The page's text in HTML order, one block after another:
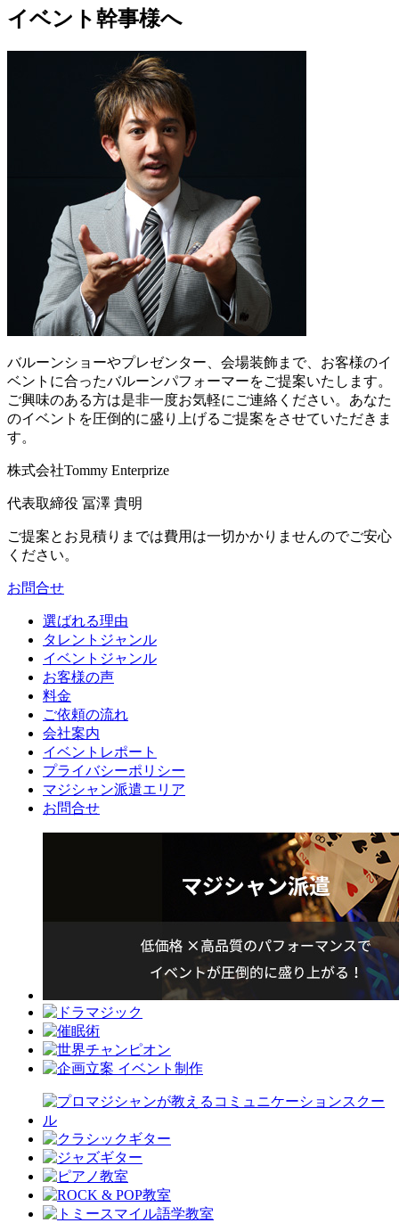
イベント幹事様へ
バルーンショーやプレゼンター、会場装飾まで、お客様のイ
ベントに合ったバルーンパフォーマーをご提案いたします。
ご興味のある方は是非一度お気軽にご連絡ください。あなた
のイベントを圧倒的に盛り上げるご提案をさせていただきま
す。
株式会社Tommy Enterprize
代表取締役 冨澤 貴明
ご提案とお見積りまでは費用は一切かかりませんのでご安心
ください。
お問合せ
選ばれる理由
タレントジャンル
イベントジャンル
お客様の声
料金
ご依頼の流れ
会社案内
イベントレポート
プライバシーポリシー
マジシャン派遣エリア
お問合せ